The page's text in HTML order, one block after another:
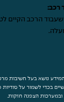
רכב:
הרכב הקיים
נושא בעל חשיבות
בכדי לשמור על סודיות
הצפנה חזקות.